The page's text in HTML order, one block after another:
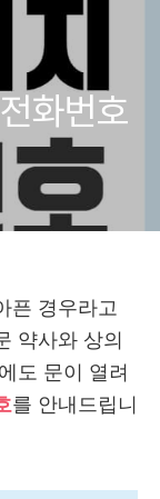
화번호
픈 경우라고
약사와 상의
도 문이 열려
를 안내드립니